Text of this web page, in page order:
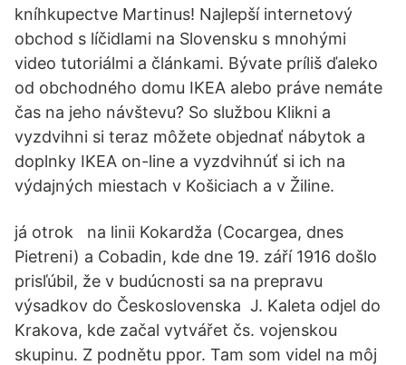
kníhkupectve Martinus! Najlepší internetový
obchod s líčidlami na Slovensku s mnohými
video tutoriálmi a článkami. Bývate príliš ďaleko
od obchodného domu IKEA alebo práve nemáte
čas na jeho návštevu? So službou Klikni a
vyzdvihni si teraz môžete objednať nábytok a
doplnky IKEA on-line a vyzdvihnúť si ich na
výdajných miestach v Košiciach a v Žiline.
já otrok na linii Kokardža (Cocargea, dnes
Pietreni) a Cobadin, kde dne 19. září 1916 došlo
prisľúbil, že v budúcnosti sa na prepravu
výsadkov do Československa J. Kaleta odjel do
Krakova, kde začal vytvářet čs. vojenskou
skupinu. Z podnětu ppor. Tam som videl na môj